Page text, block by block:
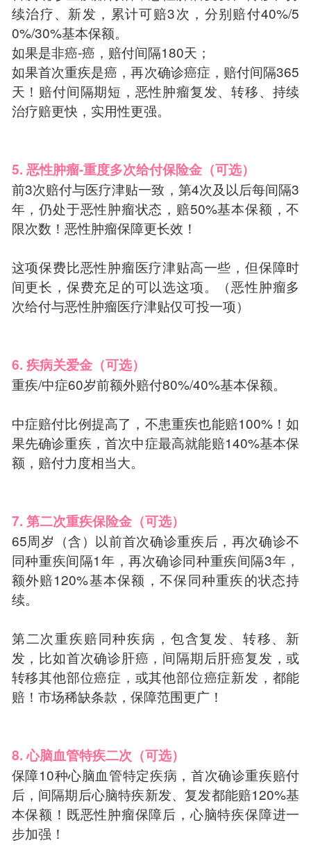
续治疗、新发，累计可赔3次，分别赔付40%/5
0%/30%基本保额。
如果是非癌-癌，赔付间隔180天；
如果首次重疾是癌，再次确诊癌症，赔付间隔365
天！赔付间隔期短，恶性肿瘤复发、转移、持续
治疗赔更快，实用性更强。
5. 恶性肿瘤-重度多次给付保险金（可选）
前3次赔付与医疗津贴一致，第4次及以后每间隔3
年，仍处于恶性肿瘤状态，赔50%基本保额，不
限次数！恶性肿瘤保障更长效！
这项保费比恶性肿瘤医疗津贴高一些，但保障时
间更长，保费充足的可以选这项。（恶性肿瘤多
次给付与恶性肿瘤医疗津贴仅可投一项）
6. 疾病关爱金（可选）
重疾/中症60岁前额外赔付80%/40%基本保额。
中症赔付比例提高了，不患重疾也能赔100%！如
果先确诊重疾，首次中症最高就能赔140%基本保
额，赔付力度相当大。
7. 第二次重疾保险金（可选）
65周岁（含）以前首次确诊重疾后，再次确诊不
同种重疾间隔1年，再次确诊同种重疾间隔3年，
额外赔120%基本保额，不保同种重疾的状态持
续。
第二次重疾赔同种疾病，包含复发、转移、新
发，比如首次确诊肝癌，间隔期后肝癌复发，或
转移其他部位癌症，或其他部位癌症新发，都能
赔！市场稀缺条款，保障范围更广！
8. 心脑血管特疾二次（可选）
保障10种心脑血管特定疾病，首次确诊重疾赔付
后，间隔期后心脑特疾新发、复发都能赔120%基
本保额！既恶性肿瘤保障后，心脑特疾保障进一
步加强！